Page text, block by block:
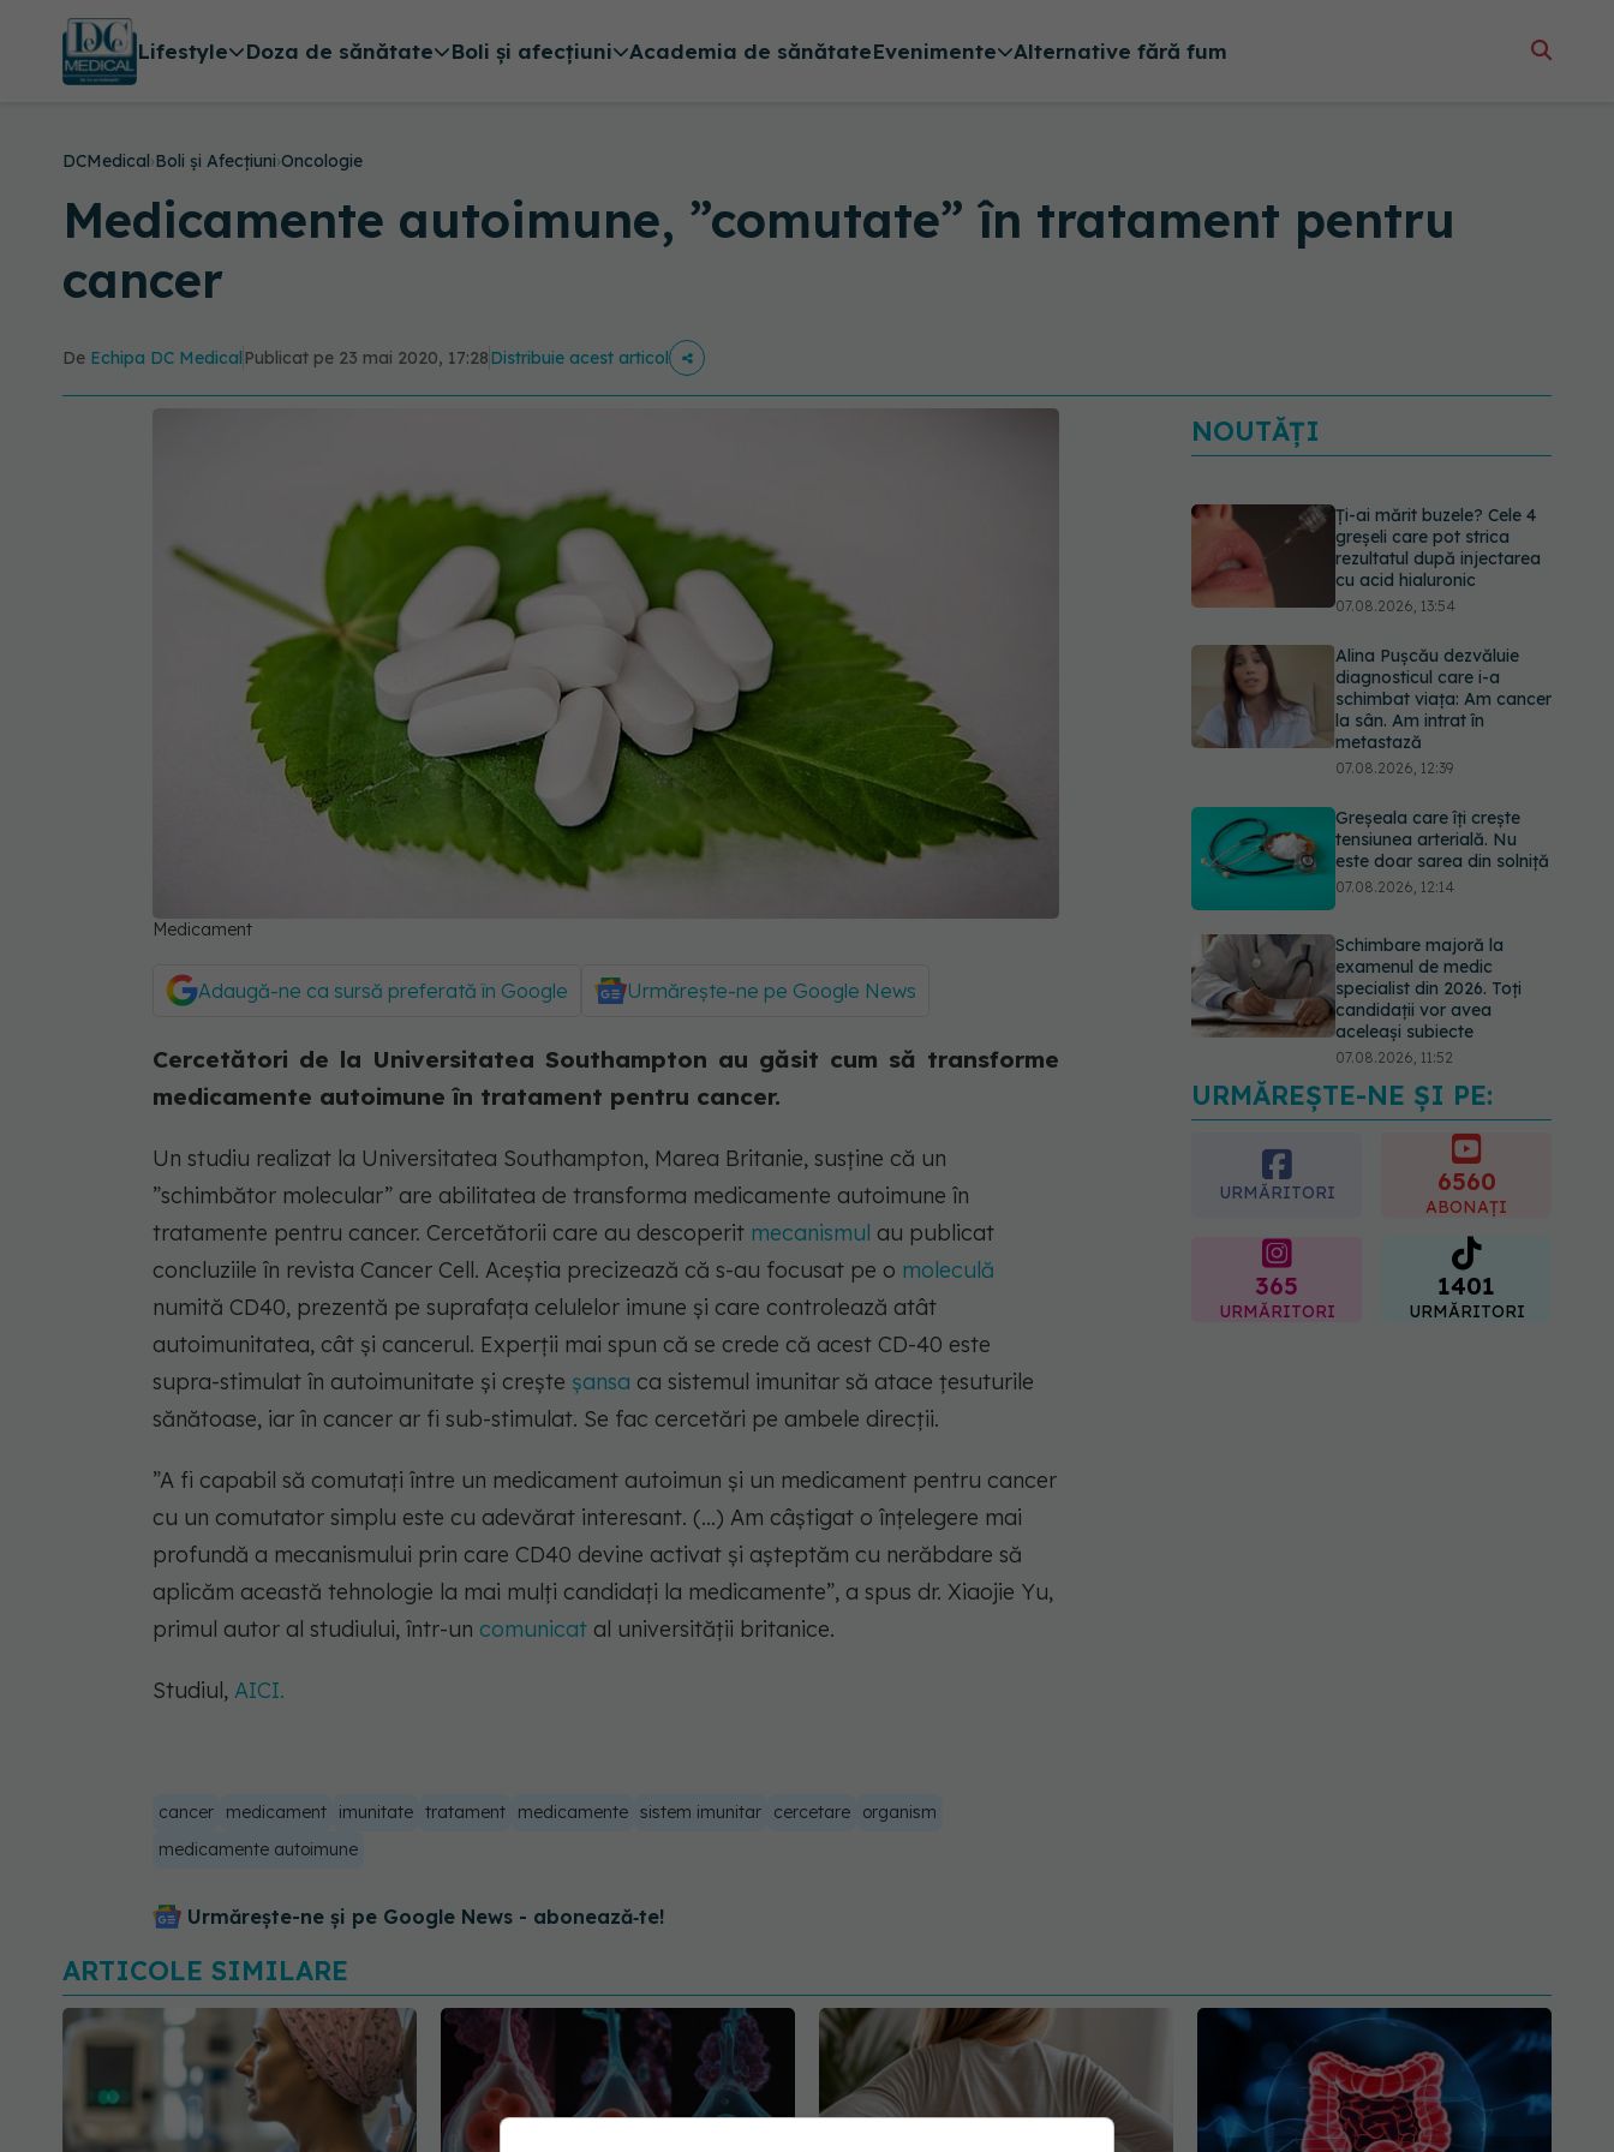
Lifestyle Doza de sănătate Boli și afecțiuni Academia de sănătateEvenimente Alternative fără fum
DCMedical›Boli și Afecțiuni›Oncologie
Medicamente autoimune, ”comutate” în tratament pentru
cancer
De Echipa DC Medical Publicat pe 23 mai 2020, 17:28Distribuie acest articol
Medicament
Adaugă-ne ca sursă preferată în Google Urmărește-ne pe Google News
Cercetători de la Universitatea Southampton au găsit cum să transforme
medicamente autoimune în tratament pentru cancer.
Un studiu realizat la Universitatea Southampton, Marea Britanie, susține că un
”schimbător molecular” are abilitatea de transforma medicamente autoimune în
tratamente pentru cancer. Cercetătorii care au descoperit mecanismul au publicat
concluziile în revista Cancer Cell. Aceștia precizează că s-au focusat pe o moleculă
numită CD40, prezentă pe suprafața celulelor imune și care controlează atât
autoimunitatea, cât și cancerul. Experții mai spun că se crede că acest CD-40 este
supra-stimulat în autoimunitate și crește șansa ca sistemul imunitar să atace țesuturile
sănătoase, iar în cancer ar fi sub-stimulat. Se fac cercetări pe ambele direcții.
”A fi capabil să comutați între un medicament autoimun și un medicament pentru cancer
cu un comutator simplu este cu adevărat interesant. (…) Am câștigat o înțelegere mai
profundă a mecanismului prin care CD40 devine activat și așteptăm cu nerăbdare să
aplicăm această tehnologie la mai mulți candidați la medicamente”, a spus dr. Xiaojie Yu,
primul autor al studiului, într-un comunicat al universității britanice.
Studiul, AICI.
cancer medicament imunitate tratament medicamente sistem imunitar cercetare
organism
medicamente autoimune
Urmărește-ne și pe Google News - abonează‑te!
NOUTĂȚI
Ți-ai mărit buzele? Cele 4
greșeli care pot strica
rezultatul după injectarea
cu acid hialuronic
07.08.2026, 13:54
Alina Pușcău dezvăluie
diagnosticul care i-a
schimbat viața: Am cancer
la sân. Am intrat în
metastază
07.08.2026, 12:39
Greșeala care îți crește
tensiunea arterială. Nu
este doar sarea din solniță
07.08.2026, 12:14
Schimbare majoră la
examenul de medic
specialist din 2026. Toți
candidații vor avea
aceleași subiecte
07.08.2026, 11:52
Cât durează simptomele
URMĂREȘTE-NE ȘI PE:
URMĂRITORI 6560
ABONAȚI
365
URMĂRITORI
1401
URMĂRITORI
ARTICOLE SIMILARE